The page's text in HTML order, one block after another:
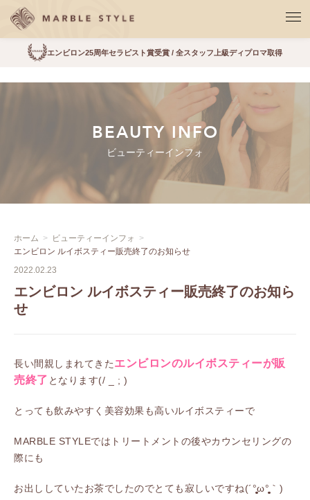
エンビロン25周年セラピスト賞受賞 / 全スタッフ上級ディプロマ取得
BEAUTY INFO
ビューティーインフォ
ホーム
ビューティーインフォ
エンビロン ルイボスティー販売終了のお知らせ
2022.02.23
エンビロン ルイボスティー販売終了のお知ら
せ
長い間親しまれてきたエンビロンのルイボスティーが販
売終了 となります(/ _ ; )
とっても飲みやすく美容効果も高いルイボスティーで
MARBLE STYLEではトリートメントの後やカウンセリングの
際にも
お出ししていたお茶でしたのでとても寂しいですね(´°̥̥̥̥̥̥̥̥ω°̥̥̥̥̥̥̥̥｀)